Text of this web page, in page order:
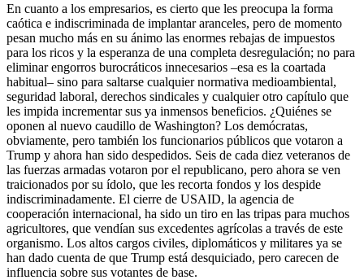
En cuanto a los empresarios, es cierto que les preocupa la forma
caótica e indiscriminada de implantar aranceles, pero de momento
pesan mucho más en su ánimo las enormes rebajas de impuestos
para los ricos y la esperanza de una completa desregulación; no para
eliminar engorros burocráticos innecesarios –esa es la coartada
habitual– sino para saltarse cualquier normativa medioambiental,
seguridad laboral, derechos sindicales y cualquier otro capítulo que
les impida incrementar sus ya inmensos beneficios. ¿Quiénes se
oponen al nuevo caudillo de Washington? Los demócratas,
obviamente, pero también los funcionarios públicos que votaron a
Trump y ahora han sido despedidos. Seis de cada diez veteranos de
las fuerzas armadas votaron por el republicano, pero ahora se ven
traicionados por su ídolo, que les recorta fondos y los despide
indiscriminadamente. El cierre de USAID, la agencia de
cooperación internacional, ha sido un tiro en las tripas para muchos
agricultores, que vendían sus excedentes agrícolas a través de este
organismo. Los altos cargos civiles, diplomáticos y militares ya se
han dado cuenta de que Trump está desquiciado, pero carecen de
influencia sobre sus votantes de base.